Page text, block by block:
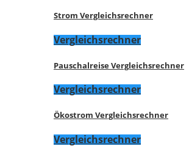
Strom Vergleichsrechner
Vergleichsrechner
Pauschalreise Vergleichsrechner
Vergleichsrechner
Ökostrom Vergleichsrechner
Vergleichsrechner